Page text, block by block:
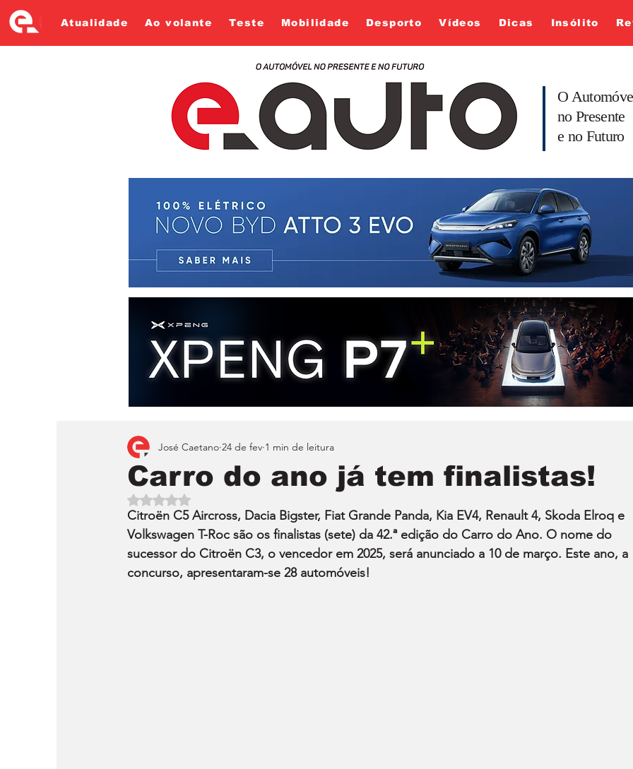
Atualidade Ao volante Teste Mobilidade Desporto Vídeos Dicas Insólito
O
no Presente
e no Futuro
Carro do ano já tem finalistas!
José Caetano 24 de fev 1 min de leitura
Avaliado com NaN de 5 estrelas.
Citroën C5 Aircross, Dacia Bigster, Fiat Grande Panda, Kia EV4, Renault 4, Skoda Elroq e
Volkswagen T-Roc são os finalistas (sete) da 42.ª edição do Carro do Ano. O nome do
sucessor do Citroën C3, o vencedor em 2025, será anunciado a 10 de março. Este ano, a
concurso, apresentaram-se 28 automóveis!